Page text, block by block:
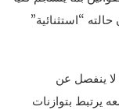
“استثنائية”
لا ينفصل عن
يرتبط بتوازنات